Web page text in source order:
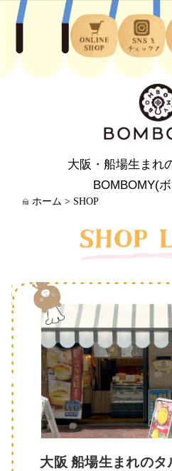
大阪・船場生まれ
BOMBOMY(
ホーム > SHOP
大阪 船場生まれのタ